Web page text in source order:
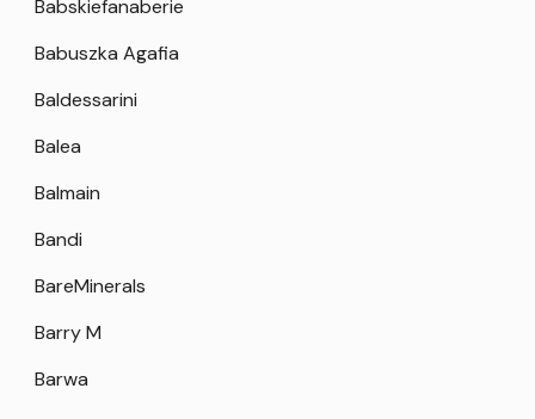
Babskiefanaberie
Babuszka Agafia
Baldessarini
Balea
Balmain
Bandi
BareMinerals
Barry M
Barwa